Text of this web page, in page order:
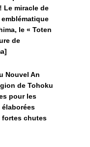
Le miracle de
le « Toten
de
Nouvel An
de Tohoku
pour les
fortes chutes